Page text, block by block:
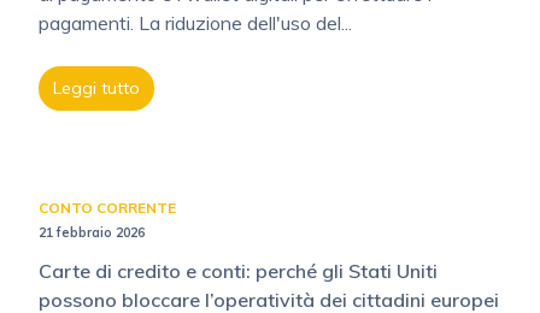
pagamenti. La riduzione dell'uso del...
Leggi tutto
CONTO CORRENTE
21 febbraio 2026
Carte di credito e conti: perché gli Stati Uniti
possono bloccare l’operatività dei cittadini europei